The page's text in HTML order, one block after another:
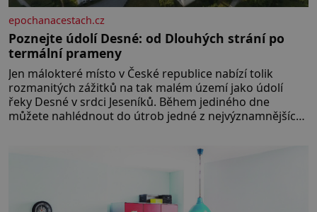
epochanacestach.cz
Poznejte údolí Desné: od Dlouhých strání po
termální prameny
Jen málokteré místo v České republice nabízí tolik
rozmanitých zážitků na tak malém území jako údolí
řeky Desné v srdci Jeseníků. Během jediného dne
můžete nahlédnout do útrob jedné z nejvýznamnějších
poznáváním památek ve Velkých Losinách nebo v